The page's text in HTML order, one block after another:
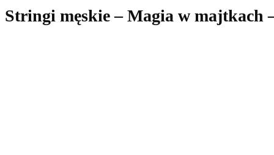
Stringi męskie – Magia w majtkach